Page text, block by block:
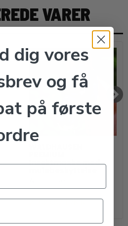
VARER
Insektmaske med
239,00 DKK
dig vores
og få
på første